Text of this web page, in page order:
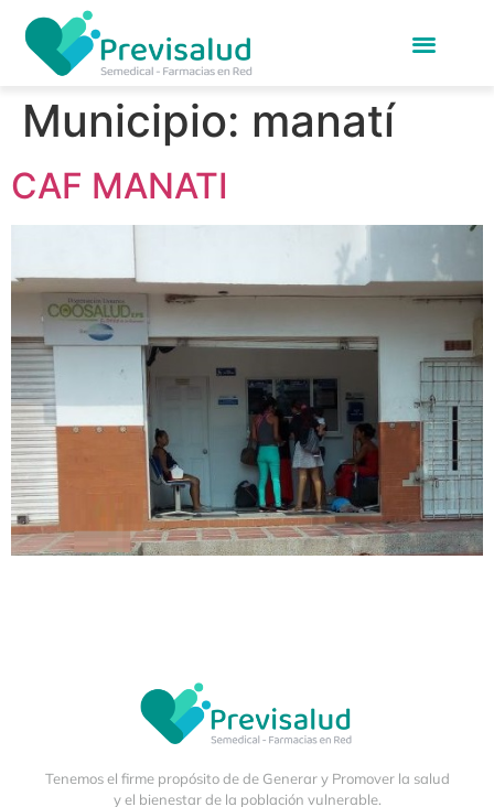
Municipio: manatí
CAF MANATI
Tenemos el firme propósito de de Generar y Promover la salud
y el bienestar de la población vulnerable.